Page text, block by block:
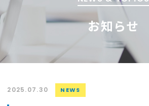
お知らせ
2025.07.30 NEWS